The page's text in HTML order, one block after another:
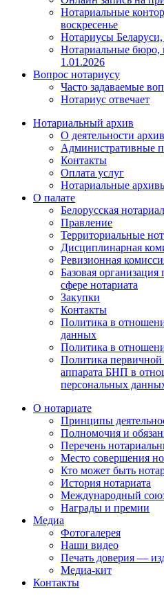
Нотариальные
воскресенье
Нотариусы Беларуси,
Нотариальные бюро,
1.01.2026
Вопрос нотариусу
Часто задаваемые
Нотариус отвечает
Нотариальный архив
О деятельности
Административные
Контакты
Оплата услуг
Нотариальные
О палате
Белорусская
Правление
Территориальные
Дисциплинарная
Ревизионная
Базовая
сфере нотариата
Закупки
Контакты
Политика в
данных
Политика в
Политика
аппарата БНП в
персональных
О нотариате
Принципы
Полномочия и
Перечень
Место совершения
Кто может быть
История нотариата
Международный
Награды и премии
Медиа
Фотогалерея
Наши видео
Печать доверия —
Медиа-кит
Контакты